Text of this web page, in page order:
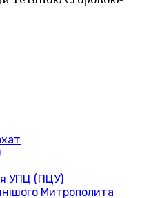
УПЦ (ПЦУ)
Митрополита